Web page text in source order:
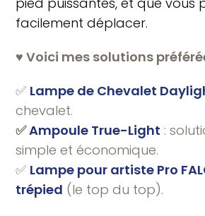
facilement déplacer.
♥️ Voici mes solutions
✅ Lampe de Chevalet
chevalet.
✅Ampoule True-Light :
simple et économique.
✅ Lampe pour artiste Pro
trépied (le top du top).